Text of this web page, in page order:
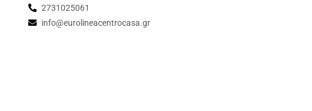
2731025061
info@eurolineacentrocasa.gr